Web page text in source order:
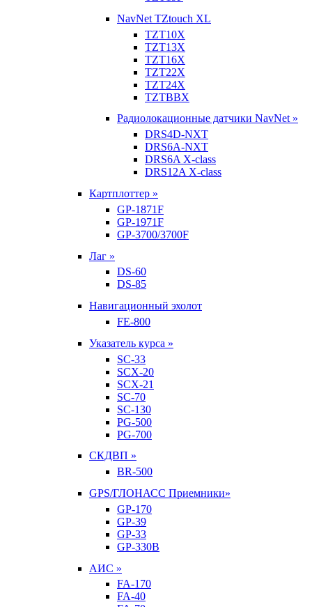
NavNet TZtouch XL
TZT10X
TZT13X
TZT16X
TZT22X
TZT24X
TZTBBX
Радиолокационные датчики NavNet »
DRS4D-NXT
DRS6A-NXT
DRS6A X-class
DRS12A X-class
Картплоттер »
GP-1871F
GP-1971F
GP-3700/3700F
Лаг »
DS-60
DS-85
Навигационный эхолот
FE-800
Указатель курса »
SC-33
SCX-20
SCX-21
SC-70
SC-130
PG-500
PG-700
СКДВП »
BR-500
GPS/ГЛОНАСС Приемники»
GP-170
GP-39
GP-33
GP-330B
АИС »
FA-170
FA-40